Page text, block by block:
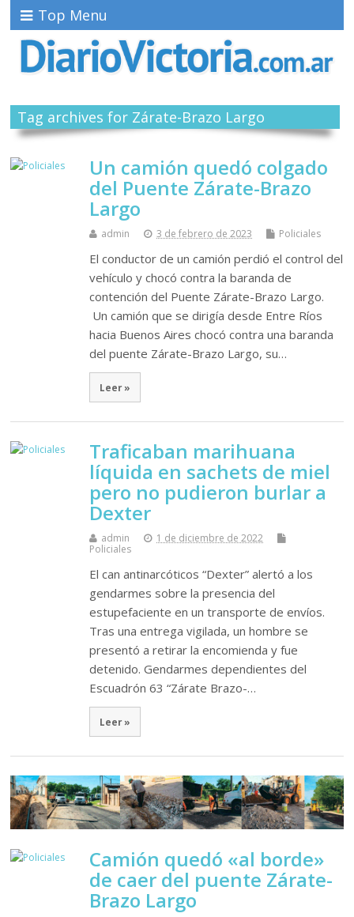
Top Menu
Tag archives for Zárate-Brazo Largo
Un camión quedó colgado
del Puente Zárate-Brazo
Largo
admin 3 de febrero de 2023 Policiales
El conductor de un camión perdió el control del
vehículo y chocó contra la baranda de
contención del Puente Zárate-Brazo Largo.
Un camión que se dirigía desde Entre Ríos
hacia Buenos Aires chocó contra una baranda
del puente Zárate-Brazo Largo, su…
Leer »
Traficaban marihuana
líquida en sachets de miel
pero no pudieron burlar a
Dexter
admin
1 de diciembre de 2022
Policiales
El can antinarcóticos “Dexter” alertó a los
gendarmes sobre la presencia del
estupefaciente en un transporte de envíos.
Tras una entrega vigilada, un hombre se
presentó a retirar la encomienda y fue
detenido. Gendarmes dependientes del
Escuadrón 63 “Zárate Brazo-…
Leer »
Camión quedó «al borde»
de caer del puente Zárate-
Brazo Largo